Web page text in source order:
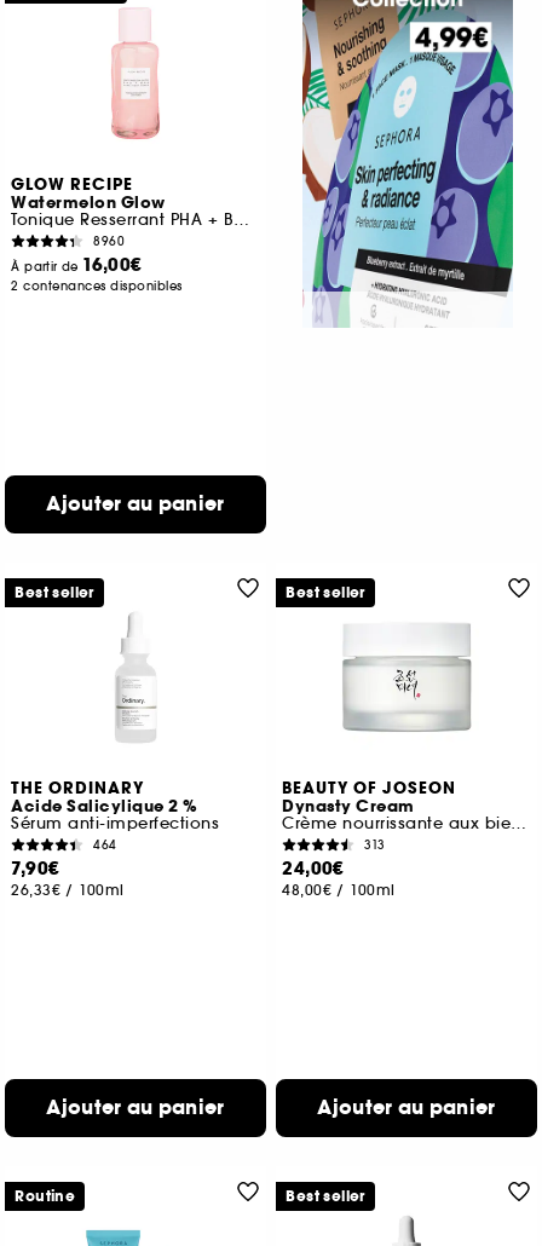
GLOW RECIPE
Watermelon Glow
Tonique Resserrant PHA + BHA Éclat Pastèque Mini
8960
À partir de 16,00€
2 contenances disponibles
Ajouter au panier
THE ORDINARY
Acide Salicylique 2 %
Sérum anti-imperfections
464
7,90€
26,33€ / 100ml
Ajouter au panier
Best seller
BEAUTY OF JOSEON
Dynasty Cream
Crème nourrissante aux bienfaits anti-âge
313
24,00€
48,00€ / 100ml
Ajouter au panier
Best seller
Routine Best seller